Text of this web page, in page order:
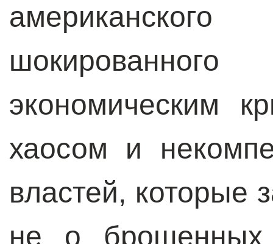
экономическим
хаосом и
властей, которые
не о брошенных